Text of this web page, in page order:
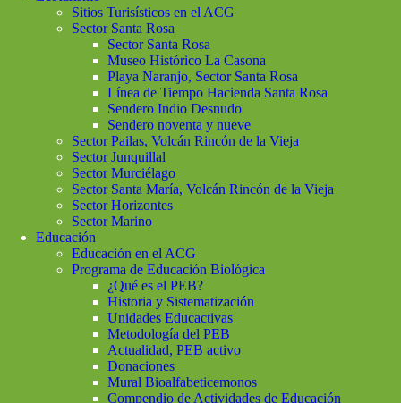
Sitios Turisísticos en el ACG
Sector Santa Rosa
Sector Santa Rosa
Museo Histórico La Casona
Playa Naranjo, Sector Santa Rosa
Línea de Tiempo Hacienda Santa Rosa
Sendero Indio Desnudo
Sendero noventa y nueve
Sector Pailas, Volcán Rincón de la Vieja
Sector Junquillal
Sector Murciélago
Sector Santa María, Volcán Rincón de la Vieja
Sector Horizontes
Sector Marino
Educación
Educación en el ACG
Programa de Educación Biológica
¿Qué es el PEB?
Historia y Sistematización
Unidades Educactivas
Metodología del PEB
Actualidad, PEB activo
Donaciones
Mural Bioalfabeticemonos
Compendio de Actividades de Educación